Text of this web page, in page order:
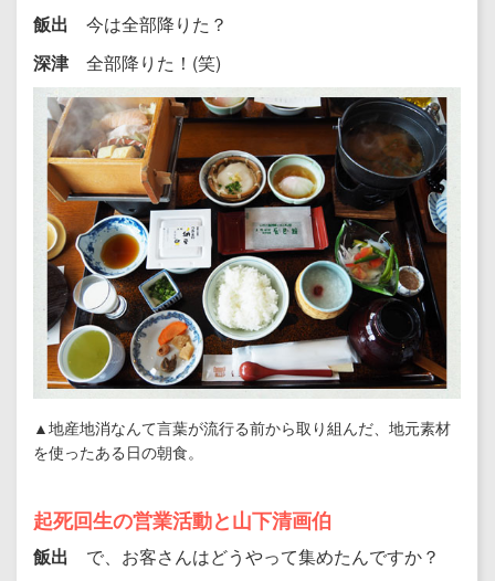
飯出 今は全部降りた？
深津 全部降りた！(笑)
▲地産地消なんて言葉が流行る前から取り組んだ、地元素材
を使ったある日の朝食。
起死回生の営業活動と山下清画伯
飯出 で、お客さんはどうやって集めたんですか？